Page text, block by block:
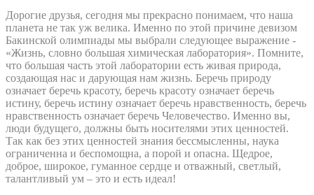
Дорогие друзья, сегодня мы прекрасно понимаем, что наша
планета не так уж велика. Именно по этой причине девизом
Бакинской олимпиады мы выбрали следующее выражение -
«Жизнь, словно большая химическая лаборатория». Помните,
что большая часть этой лаборатории есть живая природа,
создающая нас и дарующая нам жизнь. Беречь природу
означает беречь красоту, беречь красоту означает беречь
истину, беречь истину означает беречь нравственность, беречь
нравственность означает беречь Человечество. Именно вы,
люди будущего, должны быть носителями этих ценностей.
Так как без этих ценностей знания бессмысленны, наука
ограниченна и беспомощна, а порой и опасна. Щедрое,
доброе, широкое, гуманное сердце и отважный, светлый,
талантливый ум – это и есть идеал!